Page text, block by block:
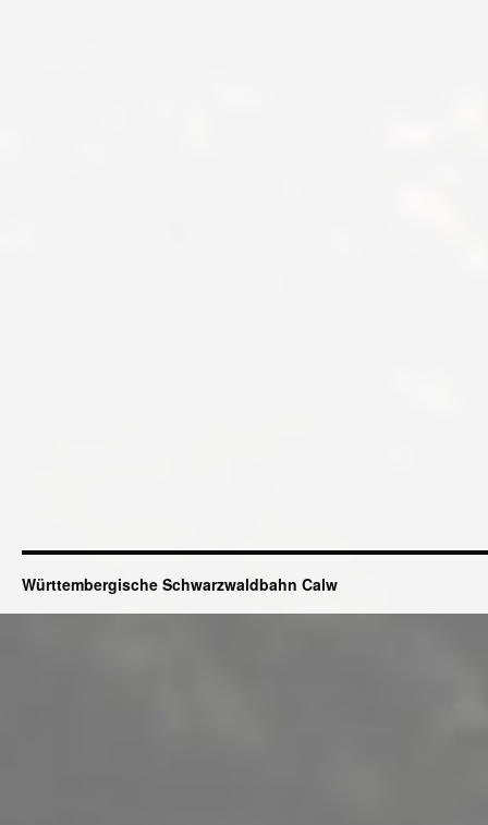
Württembergische Schwarzwaldbahn Calw